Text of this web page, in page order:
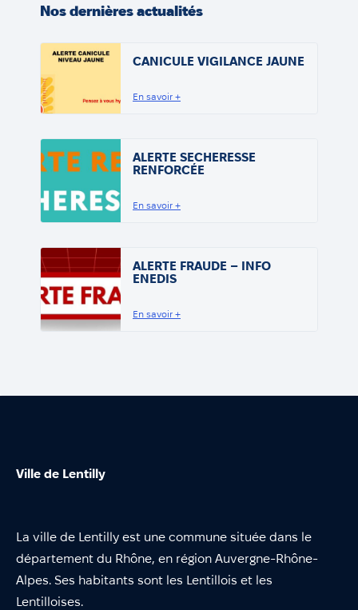
Nos dernières actualités
CANICULE VIGILANCE JAUNE
En savoir +
ALERTE SECHERESSE
RENFORCÉE
En savoir +
ALERTE FRAUDE – INFO
ENEDIS
En savoir +
Ville de Lentilly
La ville de Lentilly est une commune située dans le
département du Rhône, en région Auvergne-Rhône-
Alpes. Ses habitants sont les Lentillois et les
Lentilloises.